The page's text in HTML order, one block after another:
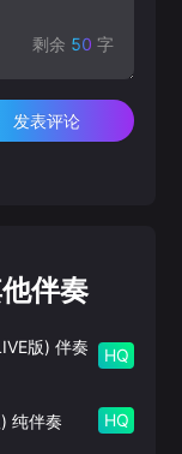
剩余 50 字
发表评论
伴奏
版) 伴奏
HQ
纯伴奏 HQ